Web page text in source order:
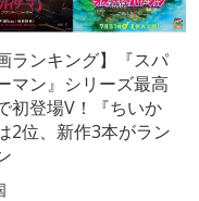
ランキング】『スパ
マン』シリーズ最高
初登場V！『ちいか
2位、新作3本がラン